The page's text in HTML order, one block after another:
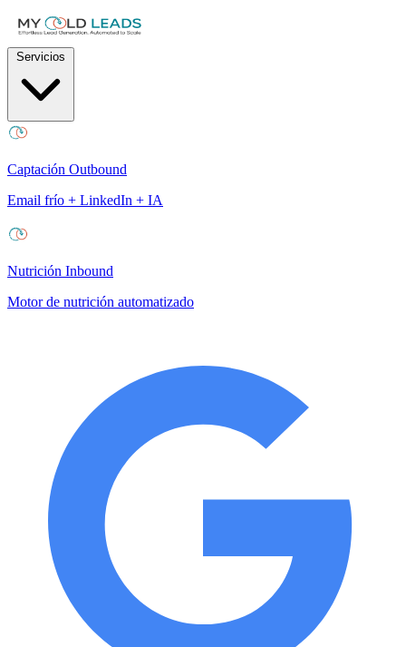
Captación Outbound
Email frío + LinkedIn + IA
Nutrición Inbound
Motor de nutrición automatizado